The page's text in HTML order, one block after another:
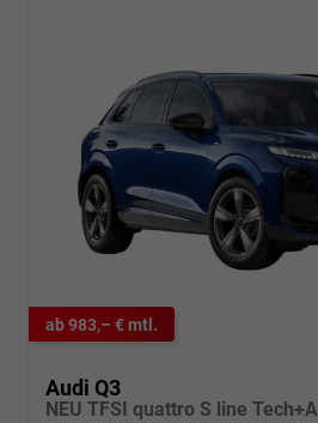
ab 983,– € mtl.
Audi Q3